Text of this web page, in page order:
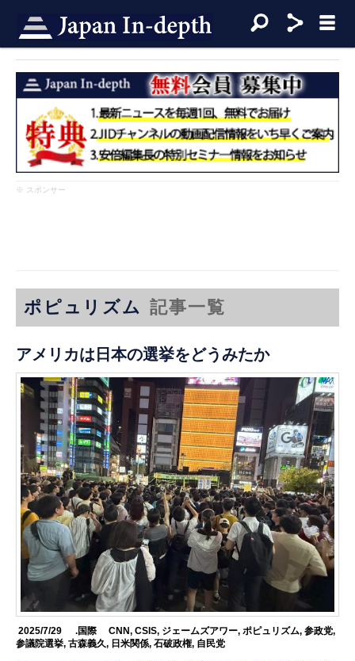
※ スポンサー
ポピュリズム 記事一覧
アメリカは日本の選挙をどうみたか
2025/7/29 .国際 CNN, CSIS, ジェームズアワー, ポピュリズム, 参政党,
参議院選挙,古森義久, 日米関係,石破政権, 自民党